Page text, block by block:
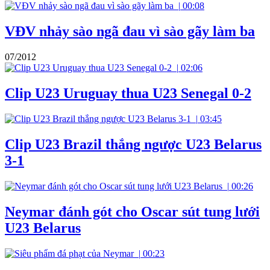
| 00:08
VĐV nhảy sào ngã đau vì sào gãy làm ba
07/2012
| 02:06
Clip U23 Uruguay thua U23 Senegal 0-2
| 03:45
Clip U23 Brazil thắng ngược U23 Belarus
3-1
| 00:26
Neymar đánh gót cho Oscar sút tung lưới
U23 Belarus
| 00:23